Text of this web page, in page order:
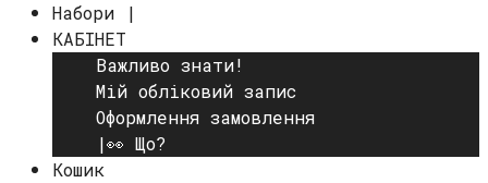
Набори |
КАБІНЕТ
Важливо знати!
Мій обліковий запис
Оформлення замовлення
|👀 Що?
Кошик